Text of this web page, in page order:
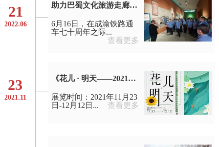
21
2022.06
助力巴蜀文化旅游走廊建设|重庆美术馆推出系列公共教育活动
6月16日，在成渝铁路通
车七十周年之际...
查看更多
23
2021.11
《花儿 · 明天——2021年重庆美术馆馆校合作少儿美术作品邀请展》
展览时间：2021年11月23
日-12月12日...
查看更多